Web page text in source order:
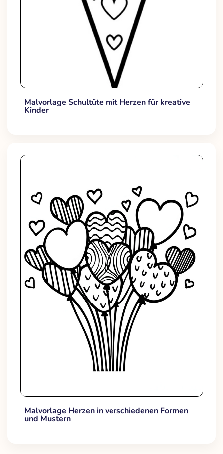
Malvorlage Schultüte mit Herzen für kreative
Kinder
Malvorlage Herzen in verschiedenen Formen
und Mustern